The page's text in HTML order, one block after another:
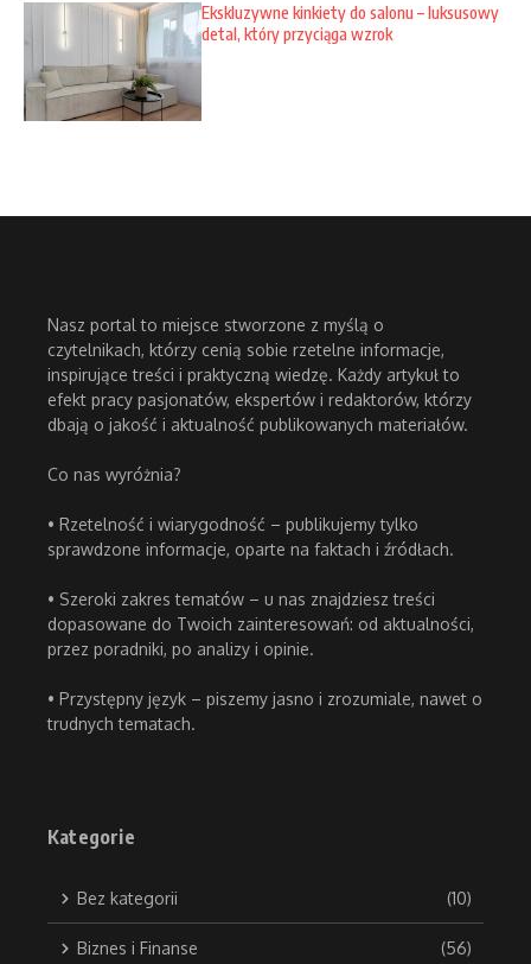
Ekskluzywne kinkiety do salonu – luksusowy
detal, który przyciąga wzrok
Nasz portal to miejsce stworzone z myślą o
czytelnikach, którzy cenią sobie rzetelne informacje,
inspirujące treści i praktyczną wiedzę. Każdy artykuł to
efekt pracy pasjonatów, ekspertów i redaktorów, którzy
dbają o jakość i aktualność publikowanych materiałów.
Co nas wyróżnia?
• Rzetelność i wiarygodność – publikujemy tylko
sprawdzone informacje, oparte na faktach i źródłach.
• Szeroki zakres tematów – u nas znajdziesz treści
dopasowane do Twoich zainteresowań: od aktualności,
przez poradniki, po analizy i opinie.
• Przystępny język – piszemy jasno i zrozumiale, nawet o
trudnych tematach.
Kategorie
Bez kategorii (10)
Biznes i Finanse (56)